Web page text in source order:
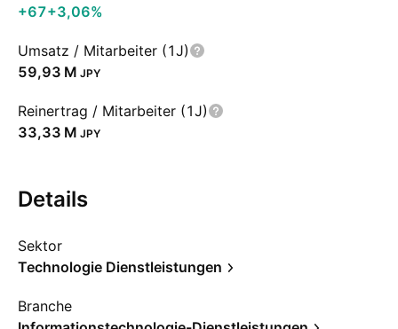
+67+3,06%
Umsatz / Mitarbeiter (1J)
‪59,93 M‬ JPY
Reinertrag / Mitarbeiter (1J)
‪33,33 M‬ JPY
Details
Sektor
Technologie Dienstleistungen
Branche